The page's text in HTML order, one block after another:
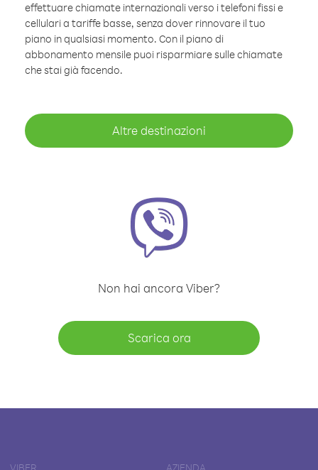
effettuare chiamate internazionali verso i telefoni fissi e
cellulari a tariffe basse, senza dover rinnovare il tuo
piano in qualsiasi momento. Con il piano di
abbonamento mensile puoi risparmiare sulle chiamate
che stai già facendo.
Altre destinazioni
Non hai ancora Viber?
Scarica ora
VIBER AZIENDA